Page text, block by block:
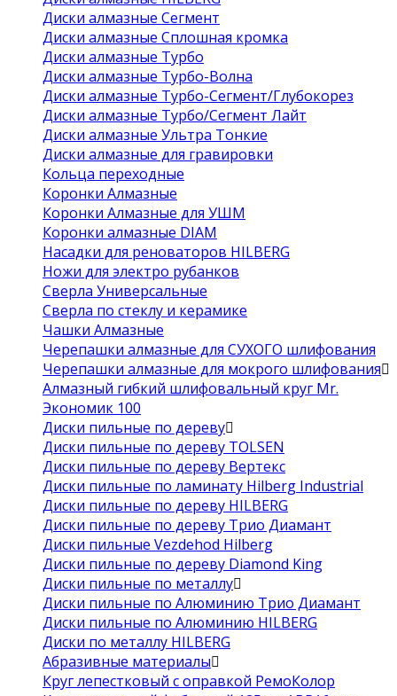
Диски алмазные Сегмент
Диски алмазные Сплошная кромка
Диски алмазные Турбо
Диски алмазные Турбо-Волна
Диски алмазные Турбо-Сегмент/Глубокорез
Диски алмазные Турбо/Сегмент Лайт
Диски алмазные Ультра Тонкие
Диски алмазные для гравировки
Кольца переходные
Коронки Алмазные
Коронки Алмазные для УШМ
Коронки алмазные DIAM
Насадки для реноваторов HILBERG
Ножи для электро рубанков
Сверла Универсальные
Сверла по стеклу и керамике
Чашки Алмазные
Черепашки алмазные для СУХОГО шлифования
Черепашки алмазные для мокрого шлифования
Алмазный гибкий шлифовальный круг Mr.
Экономик 100
Диски пильные по дереву
Диски пильные по дереву TOLSEN
Диски пильные по дереву Вертекс
Диски пильные по ламинату Hilberg Industrial
Диски пильные по дереву HILBERG
Диски пильные по дереву Трио Диамант
Диски пильные Vezdehod Hilberg
Диски пильные по дереву Diamond King
Диски пильные по металлу
Диски пильные по Алюминию Трио Диамант
Диски пильные по Алюминию HILBERG
Диски по металлу HILBERG
Абразивные материалы
Круг лепестковый с оправкой РемоКолор